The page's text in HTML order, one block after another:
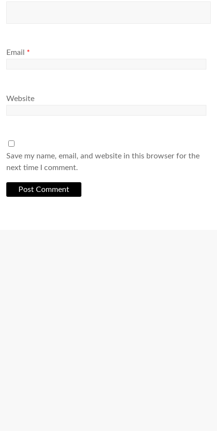
Email *
Website
Save my name, email, and website in this browser for the
next time I comment.